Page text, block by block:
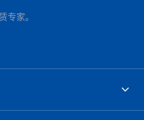
专家。